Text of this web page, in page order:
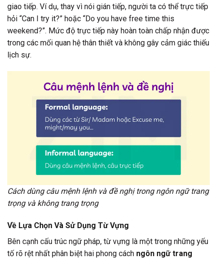
giao tiếp. Ví dụ, thay vì nói gián tiếp, người ta có thể trực tiếp
hỏi “Can I try it?” hoặc “Do you have free time this
weekend?”. Mức độ trực tiếp này hoàn toàn chấp nhận được
trong các mối quan hệ thân thiết và không gây cảm giác thiếu
lịch sự.
Cách dùng câu mệnh lệnh và đề nghị trong ngôn ngữ trang
trọng và không trang trọng
Về Lựa Chọn Và Sử Dụng Từ Vựng
Bên cạnh cấu trúc ngữ pháp, từ vựng là một trong những yếu
tố rõ rệt nhất phân biệt hai phong cách ngôn ngữ trang